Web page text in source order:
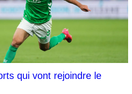
qui vont rejoindre le